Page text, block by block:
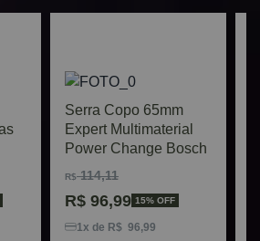
Serra Copo 65mm
Expert Multimaterial
Power Change Bosch
R$114,11
R$ 96,99 15% OFF
1x de R$ 96,99